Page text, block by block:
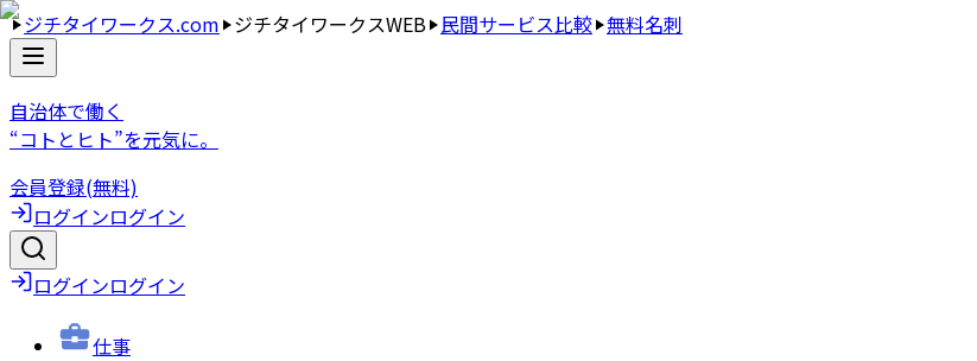
ジチタイワークス.com ジチタイワークスWEB 民間サービス比較 無料名刺
自治体で働く
“コトとヒト”を元気に。
会員登録(無料)
ログインログイン
ログインログイン
仕事